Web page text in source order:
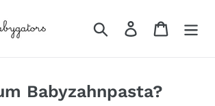
Suchen Einloggen
Babyzahnpasta?